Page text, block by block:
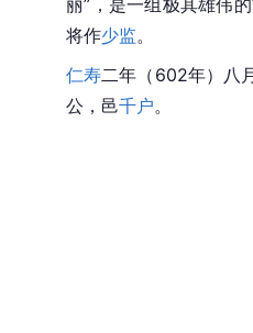
丽”，是一组极其雄伟
将作少监。
仁寿二年（602年）八
公，邑千户。